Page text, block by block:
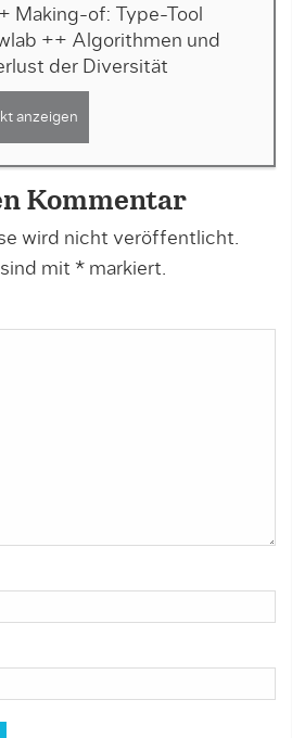
Making-of: Type-Tool
++ Algorithmen und
der Diversität
anzeigen
Kommentar
wird nicht veröffentlicht.
mit * markiert.